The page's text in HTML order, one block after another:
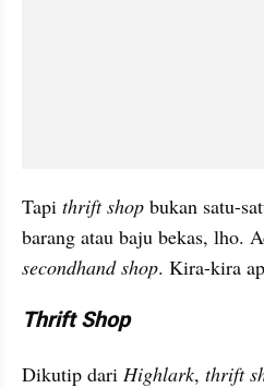
Tapi thrift shop bukan satu-
barang atau baju bekas, lho.
secondhand shop. Kira-kira
Thrift Shop
Dikutip dari Highlark, thrift